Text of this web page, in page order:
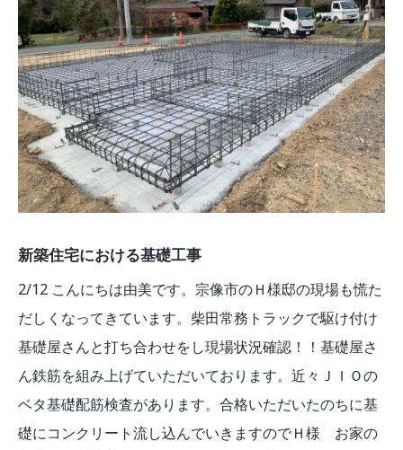
新築住宅における基礎工事
2/12 こんにちは由美です。宗像市のＨ様邸の現場も慌た
だしくなってきています。柴田常務トラックで駆け付け
基礎屋さんと打ち合わせをし現場状況確認！！基礎屋さ
ん鉄筋を組み上げていただいております。近々ＪＩＯの
ベタ基礎配筋検査があります。合格いただいたのちに基
礎にコンクリート流し込んでいきますのでＨ様 お家の